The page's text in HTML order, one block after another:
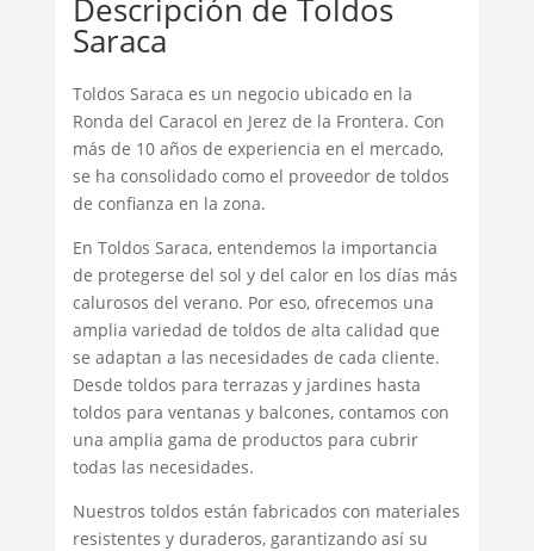
Descripción de Toldos
Saraca
Toldos Saraca es un negocio ubicado en la
Ronda del Caracol en Jerez de la Frontera. Con
más de 10 años de experiencia en el mercado,
se ha consolidado como el proveedor de toldos
de confianza en la zona.
En Toldos Saraca, entendemos la importancia
de protegerse del sol y del calor en los días más
calurosos del verano. Por eso, ofrecemos una
amplia variedad de toldos de alta calidad que
se adaptan a las necesidades de cada cliente.
Desde toldos para terrazas y jardines hasta
toldos para ventanas y balcones, contamos con
una amplia gama de productos para cubrir
todas las necesidades.
Nuestros toldos están fabricados con materiales
resistentes y duraderos, garantizando así su